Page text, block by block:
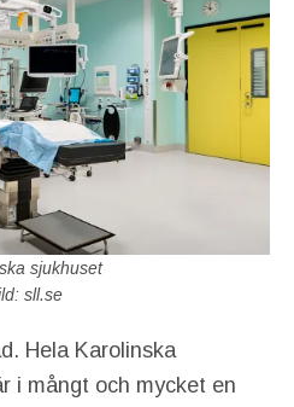
sjukhuset
sll.se
Hela Karolinska
i mångt och mycket en